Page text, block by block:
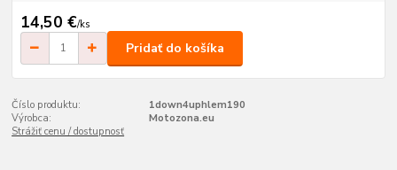
14,50 €/ks
Pridať do košíka
Číslo produktu:
1down4uphlem190
Výrobca:
Motozona.eu
Strážiť cenu / dostupnosť